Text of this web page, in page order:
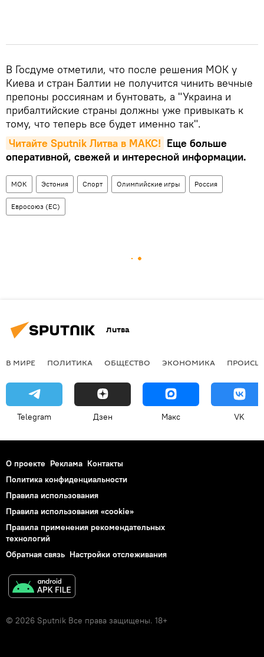
В Госдуме отметили, что после решения МОК у
Киева и стран Балтии не получится чинить вечные
препоны россиянам и бунтовать, а "Украина и
прибалтийские страны должны уже привыкать к
тому, что теперь все будет именно так".
Читайте Sputnik Литва в MAКС! Еще больше
оперативной, свежей и интересной информации.
МОК Эстония Спорт Олимпийские игры Россия
Евросоюз (ЕС)
Литва
В МИРЕ ПОЛИТИКА ОБЩЕСТВО ЭКОНОМИКА
Telegram Дзен Макс VK
О проекте Реклама Контакты
Политика конфиденциальности
Правила использования
Правила использования «cookie»
Правила применения рекомендательных
технологий
Обратная связь Настройки отслеживания
© 2026 Sputnik Все права защищены. 18+